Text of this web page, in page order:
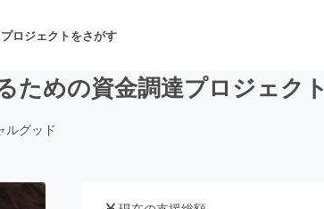
プロジェクトをさがす
ための資金調達プロジェクト
ルグッド